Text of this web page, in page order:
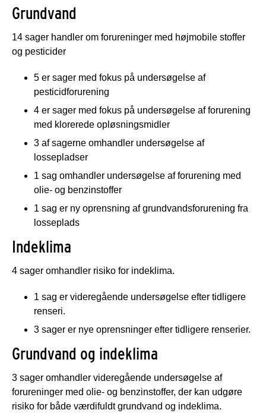
Grundvand
14 sager handler om forureninger med højmobile stoffer
og pesticider
5 er sager med fokus på undersøgelse af
pesticidforurening
4 er sager med fokus på undersøgelse af forurening
med klorerede opløsningsmidler
3 af sagerne omhandler undersøgelse af
lossepladser
1 sag omhandler undersøgelse af forurening med
olie- og benzinstoffer
1 sag er ny oprensning af grundvandsforurening fra
losseplads
Indeklima
4 sager omhandler risiko for indeklima.
1 sag er videregående undersøgelse efter tidligere
renseri.
3 sager er nye oprensninger efter tidligere renserier.
Grundvand og indeklima
3 sager omhandler videregående undersøgelse af
forureninger med olie- og benzinstoffer, der kan udgøre
risiko for både værdifuldt grundvand og indeklima.